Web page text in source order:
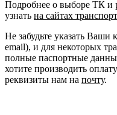
Подробнее о выборе ТК и
узнать на сайтах
Не забудьте указать
email), и для некоторых
полные паспортные
хотите производить
реквизиты нам на почту.